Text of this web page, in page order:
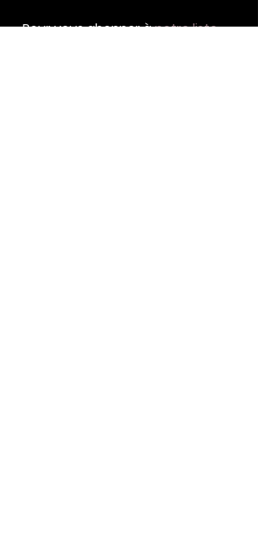
Pour vous abonner à notre liste